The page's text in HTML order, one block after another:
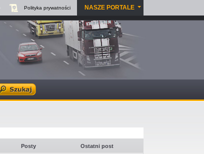
Polityka prywatności NASZE PORTALE
Posty Ostatni post